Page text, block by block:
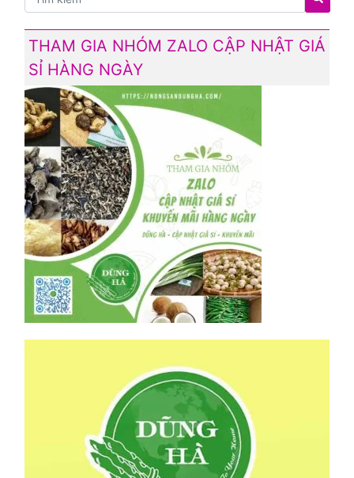
THAM GIA NHÓM ZALO CẬP NHẬT GIÁ
SỈ HÀNG NGÀY